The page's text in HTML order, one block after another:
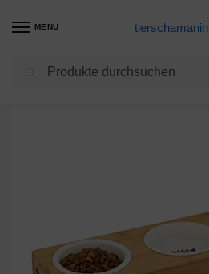
MENU
Futternapf Produkte / Smartweb 3er Futterstation Futternapf Hunde Katze